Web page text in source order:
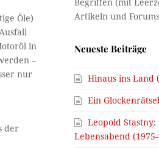
Öle)
in
–
nur
der
Neueste Beiträge
Hinaus ins Land
Ein
Leopold
Lebensabend (1975-